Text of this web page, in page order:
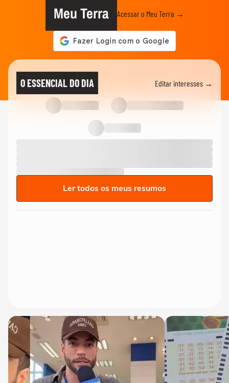
Meu Terra Acessar o Meu Terra →
O ESSENCIAL DO DIA Editar interesses →
Ler todos os meus resumos